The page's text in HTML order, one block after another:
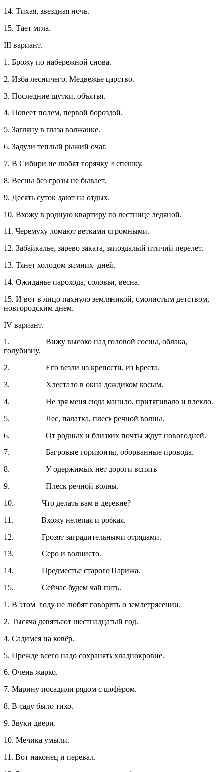
14. Тихая, звездная ночь.
15. Тает мгла.
III вариант.
1. Брожу по набережной снова.
2. Изба лесничего. Медвежье царство.
3. Последние шутки, объятья.
4. Повеет полем, первой бороздой.
5. Загляну в глаза волжанке.
6. Задули теплый рыжий очаг.
7. В Сибири не любят горячку и спешку.
8. Весны без грозы не бывает.
9. Десять суток дают на отдых.
10. Вхожу в родную квартиру по лестнице ледяной.
11. Черемуху ломают ветками огромными.
12. Забайкалье, зарево заката, запоздалый птичий перелет.
13. Тянет холодом зимних дней.
14. Ожиданье парохода, соловьи, весна.
15. И вот в лицо пахнуло земляникой, смолистым детством,
новгородским днем.
IV вариант.
1. Вижу высоко над головой сосны, облака,
голубизну.
2. Его везли из крепости, из Бреста.
3. Хлестало в окна дождиком косым.
4. Не зря меня сюда манило, притягивало и влекло.
5. Лес, палатка, плеск речной волны.
6. От родных и близких почты ждут новогодней.
7. Багровые горизонты, оборванные провода.
8. У одержимых нет дороги вспять
9. Плеск речной волны.
10. Что делать вам в деревне?
11. Вхожу нелепая и робкая.
12. Грозят заградительными отрядами.
13. Серо и волнисто.
14. Предместье старого Парижа.
15. Сейчас будем чай пить.
1. В этом году не любят говорить о землетрясении.
2. Тысяча девятьсот шестнадцатый год.
4. Садимся на ковёр.
5. Прежде всего надо сохранять хладнокровие.
6. Очень жарко.
7. Марину посадили рядом с шофёром.
8. В саду было тихо.
9. Звуки двери.
10. Мечика умыли.
11. Вот наконец и перевал.